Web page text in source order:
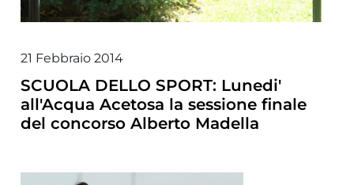
21 Febbraio 2014
SCUOLA DELLO SPORT: Lunedi'
all'Acqua Acetosa la sessione finale
del concorso Alberto Madella